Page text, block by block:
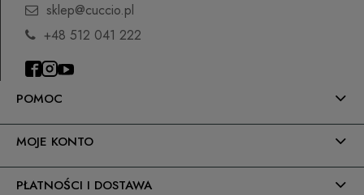
POMOC
MOJE KONTO
PŁATNOŚCI I DOSTAWA
sklep@cuccio.pl
+48 512 041 222